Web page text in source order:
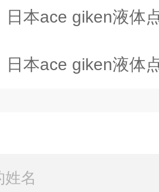
日本ace giken液体点
日本ace giken液体